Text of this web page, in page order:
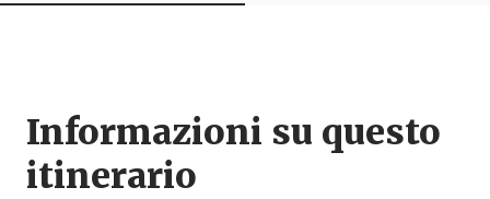
Informazioni su questo
itinerario